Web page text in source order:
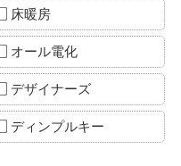
床暖房
オール電化
デザイナーズ
ディンプルキー